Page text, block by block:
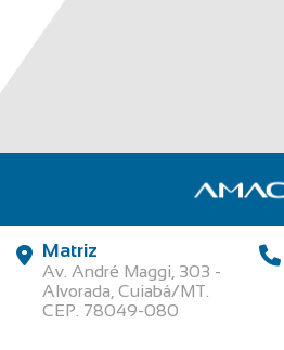
Matriz
Av. André Maggi, 303 -
Alvorada, Cuiabá/MT.
CEP. 78049-080